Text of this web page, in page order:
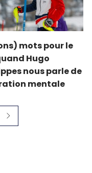
mots pour le
Hugo
nous parle de
mentale